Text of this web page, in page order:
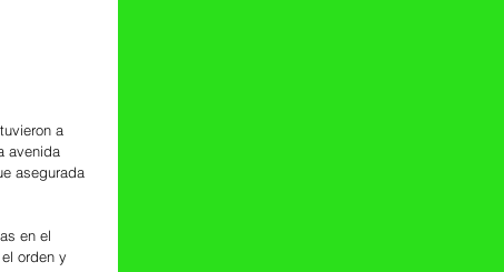
a
avenida
asegurada
en el
orden y